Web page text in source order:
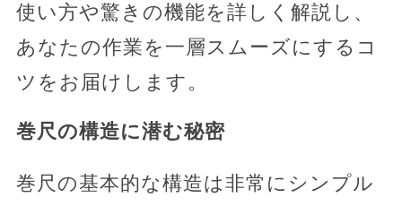
使い方や驚きの機能を詳しく解説し、
あなたの作業を一層スムーズにするコ
ツをお届けします。
巻尺の構造に潜む秘密
巻尺の基本的な構造は非常にシンプル